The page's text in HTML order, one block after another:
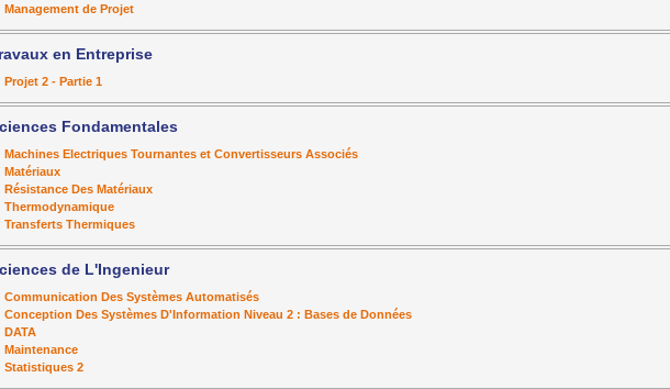
Management de Projet
en Entreprise
Projet 2 - Partie 1
Fondamentales
Machines Electriques Tournantes et Convertisseurs Associés
Matériaux
Résistance Des Matériaux
Thermodynamique
Transferts Thermiques
de L'Ingenieur
Communication Des Systèmes Automatisés
Conception Des Systèmes D'Information Niveau 2 : Bases de Données
DATA
Maintenance
Statistiques 2